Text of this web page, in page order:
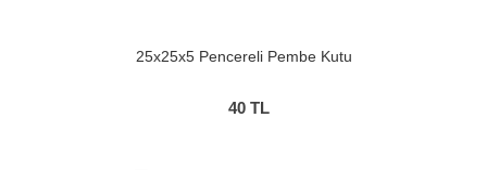
25x25x5 Pencereli Pembe Kutu
40 TL